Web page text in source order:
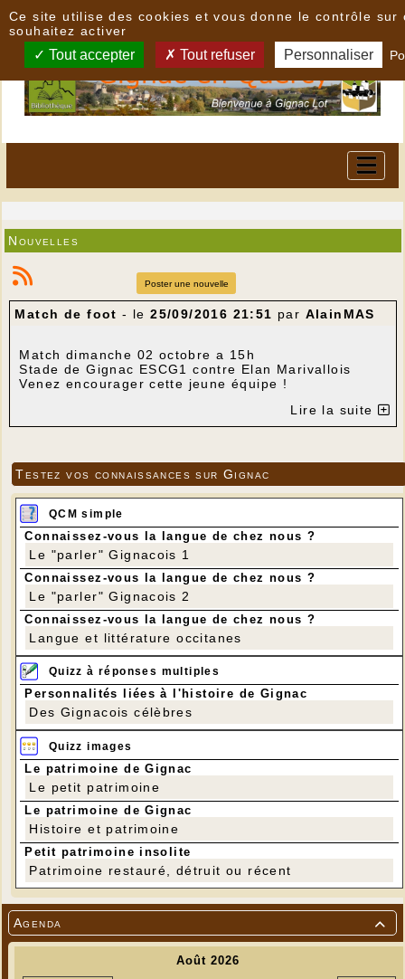

Agenda
Nouvelles
Poster une nouvelle
Match de foot - le25/09/2016 21:51 par AlainMAS
Match dimanche 02 octobre a 15h
Stade de Gignac ESCG1 contre Elan Marivallois
Venez encourager cette jeune équipe !
Lire la suite
Testez vos connaissances sur Gignac
QCM simple
Connaissez-vous la langue de chez nous ?
Le "parler" Gignacois 1
Connaissez-vous la langue de chez nous ?
Le "parler" Gignacois 2
Connaissez-vous la langue de chez nous ?
Langue et littérature occitanes
Quizz à réponses multiples
Personnalités liées à l'histoire de Gignac
Des Gignacois célèbres
Quizz images
Le patrimoine de Gignac
Le petit patrimoine
Le patrimoine de Gignac
Histoire et patrimoine
Petit patrimoine insolite
Patrimoine restauré, détruit ou récent
Ce site utilise des cookies et vous donne le contrôle sur
souhaitez activer
Tout accepter Tout refuser Personnaliser